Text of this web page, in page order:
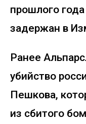
прошлого
задержан в
Ранее
убийство
Пешкова,
из сбитого